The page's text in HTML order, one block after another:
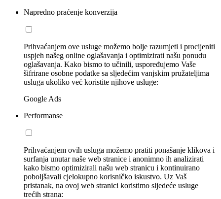
Napredno praćenje konverzija
Prihvaćanjem ove usluge možemo bolje razumjeti i procijeniti
uspjeh našeg online oglašavanja i optimizirati našu ponudu
oglašavanja. Kako bismo to učinili, uspoređujemo Vaše
šifrirane osobne podatke sa sljedećim vanjskim pružateljima
usluga ukoliko već koristite njihove usluge:
Google Ads
Performanse
Prihvaćanjem ovih usluga možemo pratiti ponašanje klikova i
surfanja unutar naše web stranice i anonimno ih analizirati
kako bismo optimizirali našu web stranicu i kontinuirano
poboljšavali cjelokupno korisničko iskustvo. Uz Vaš
pristanak, na ovoj web stranici koristimo sljedeće usluge
trećih strana: